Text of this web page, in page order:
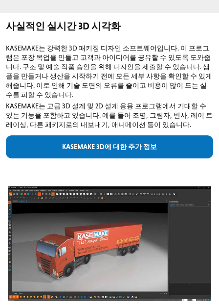
사실적인 실시간 3D 시각화
KASEMAKE는 강력한 3D 패키징 디자인 소프트웨어입니다. 이 프로그
램은 포장 목업을 만들고 고객과 아이디어를 공유할 수 있도록 도와줍
니다. 구조 및 예술 작품 승인을 위해 디자인을 제출할 수 있습니다. 샘
플을 만들거나 생산을 시작하기 전에 모든 세부 사항을 확인할 수 있게
해줍니다. 이로 인해 기술 도면의 오류를 줄이고 비용이 많이 드는 실
수를 피할 수 있습니다.
KASEMAKE는 고급 3D 설계 및 2D 설계 응용 프로그램에서 기대할 수
있는 기능을 포함하고 있습니다. 예를 들어 조명, 그림자, 반사, 레이 트
레이싱, 다른 패키지로의 내보내기, 애니메이션 등이 있습니다.
KASEMAKE 3D에 대한 추가 정보